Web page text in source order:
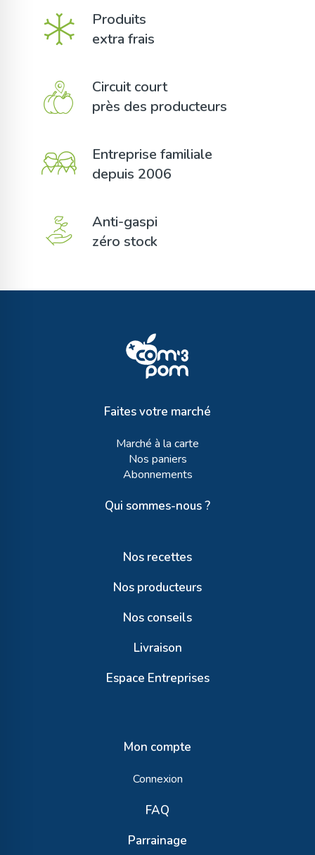
Produits
extra frais
Circuit court
près des producteurs
Entreprise familiale
depuis 2006
Anti-gaspi
zéro stock
Faites votre marché
Marché à la carte
Nos paniers
Abonnements
Qui sommes-nous ?
Nos recettes
Nos producteurs
Nos conseils
Livraison
Espace Entreprises
Mon compte
Connexion
FAQ
Parrainage